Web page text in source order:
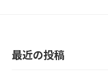
最近の投稿